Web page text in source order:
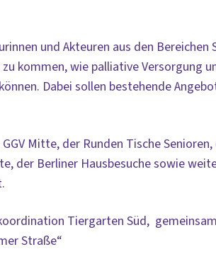
und Akteuren aus den
kommen, wie palliative
Dabei sollen bestehende
Mitte, der Runden Tische
der Berliner Hausbesuche sowie
Tiergarten Süd,
Straße“